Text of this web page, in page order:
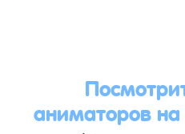
аниматоров